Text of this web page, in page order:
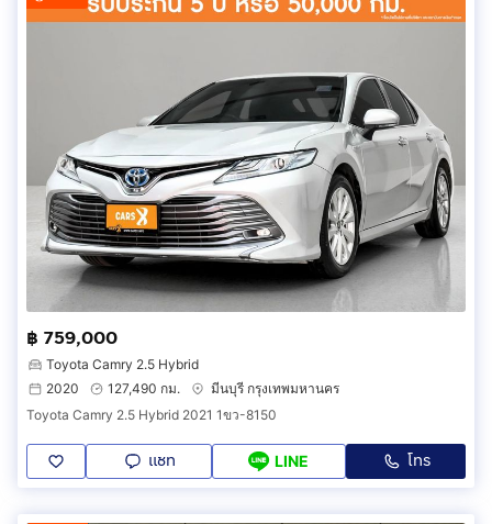
฿ 759,000
Toyota Camry 2.5 Hybrid
2020
127,490 กม.
มีนบุรี กรุงเทพมหานคร
Toyota Camry 2.5 Hybrid 2021 1ขว-8150
แชท LINE โทร